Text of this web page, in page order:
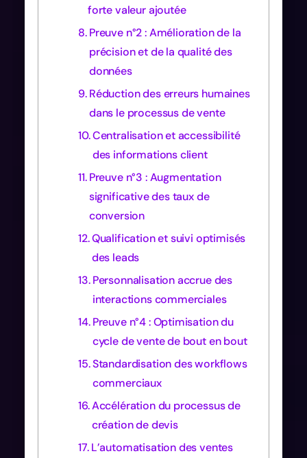
forte valeur ajoutée
Preuve n°2 : Amélioration de la
précision et de la qualité des
données
Réduction des erreurs humaines
dans le processus de vente
Centralisation et accessibilité
des informations client
Preuve n°3 : Augmentation
significative des taux de
conversion
Qualification et suivi optimisés
des leads
Personnalisation accrue des
interactions commerciales
Preuve n°4 : Optimisation du
cycle de vente de bout en bout
Standardisation des workflows
commerciaux
Accélération du processus de
création de devis
L’automatisation des ventes